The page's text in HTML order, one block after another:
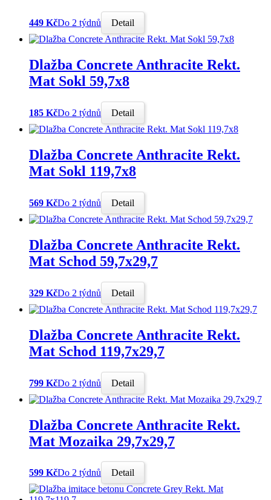
449 KčDo 2 týdnů Detail
Dlažba Concrete Anthracite Rekt.
Mat Sokl 59,7x8
185 KčDo 2 týdnů Detail
Dlažba Concrete Anthracite Rekt.
Mat Sokl 119,7x8
569 KčDo 2 týdnů Detail
Dlažba Concrete Anthracite Rekt.
Mat Schod 59,7x29,7
329 KčDo 2 týdnů Detail
Dlažba Concrete Anthracite Rekt.
Mat Schod 119,7x29,7
799 KčDo 2 týdnů Detail
Dlažba Concrete Anthracite Rekt.
Mat Mozaika 29,7x29,7
599 KčDo 2 týdnů Detail